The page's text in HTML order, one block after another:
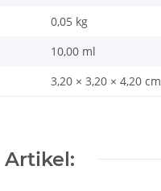
0,05 kg
10,00 ml
3,20 × 3,20 × 4,20 cm